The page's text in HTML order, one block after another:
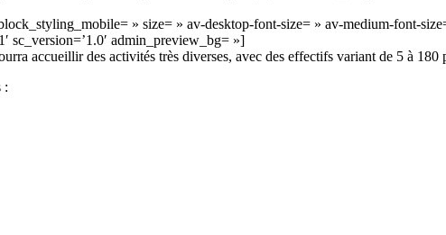
» size= » av-desktop-font-size= » av-medium-font-
sc_version=’1.0′ admin_preview_bg= »]
accueillir des activités très diverses, avec des effectifs variant de 5 à 180
: